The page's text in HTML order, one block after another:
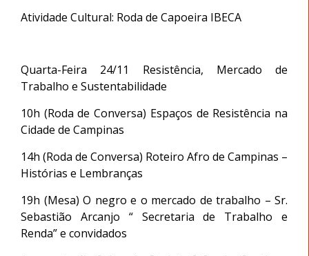
Atividade Cultural: Roda de Capoeira IBECA
Quarta-Feira 24/11 Resistência, Mercado de
Trabalho e Sustentabilidade
10h (Roda de Conversa) Espaços de Resistência na
Cidade de Campinas
14h (Roda de Conversa) Roteiro Afro de Campinas –
Histórias e Lembranças
19h (Mesa) O negro e o mercado de trabalho – Sr.
Sebastião Arcanjo “ Secretaria de Trabalho e
Renda” e convidados